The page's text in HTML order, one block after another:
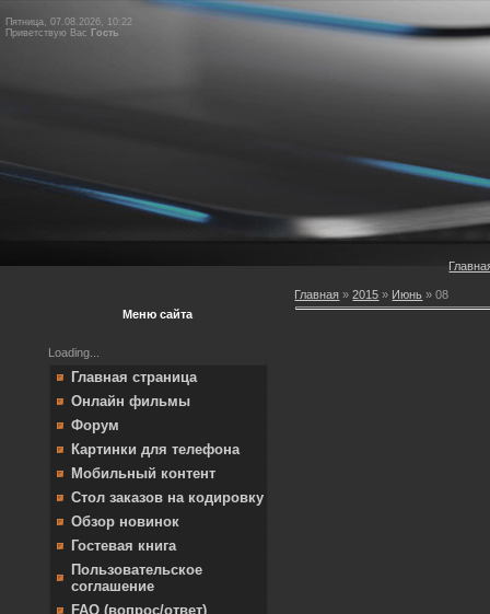
Пятница, 07.08.2026, 10:22
Приветствую Вас Гость
Меню сайта
Loading...
Главная страница
Онлайн фильмы
Форум
Картинки для телефона
Мобильный контент
Стол заказов на кодировку
Обзор новинок
Гостевая книга
Пользовательское
соглашение
FAQ (вопрос/ответ)
Главная »2015 » Июнь » 08